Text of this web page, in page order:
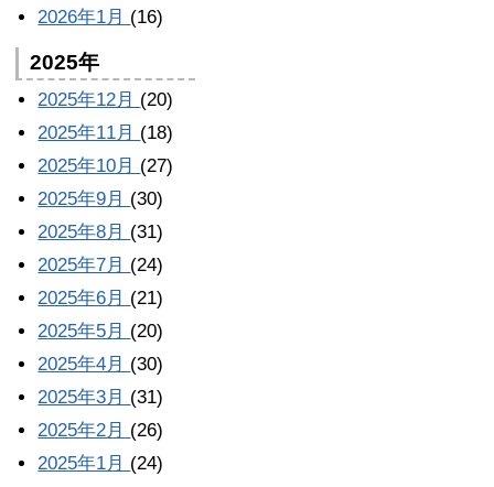
2026年1月 (16)
2025年
2025年12月 (20)
2025年11月 (18)
2025年10月 (27)
2025年9月 (30)
2025年8月 (31)
2025年7月 (24)
2025年6月 (21)
2025年5月 (20)
2025年4月 (30)
2025年3月 (31)
2025年2月 (26)
2025年1月 (24)